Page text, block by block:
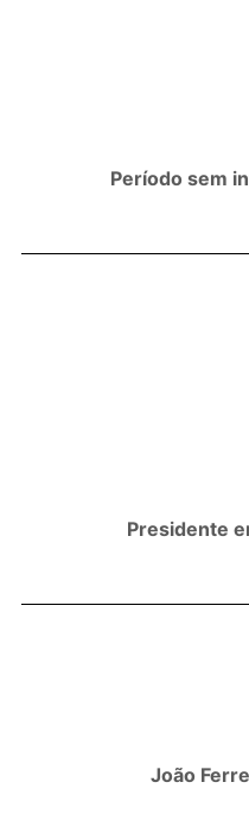
Período sem
Presidente
João